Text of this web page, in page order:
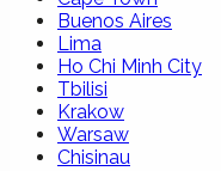
Buenos Aires
Lima
Ho Chi Minh City
Tbilisi
Krakow
Warsaw
Chisinau